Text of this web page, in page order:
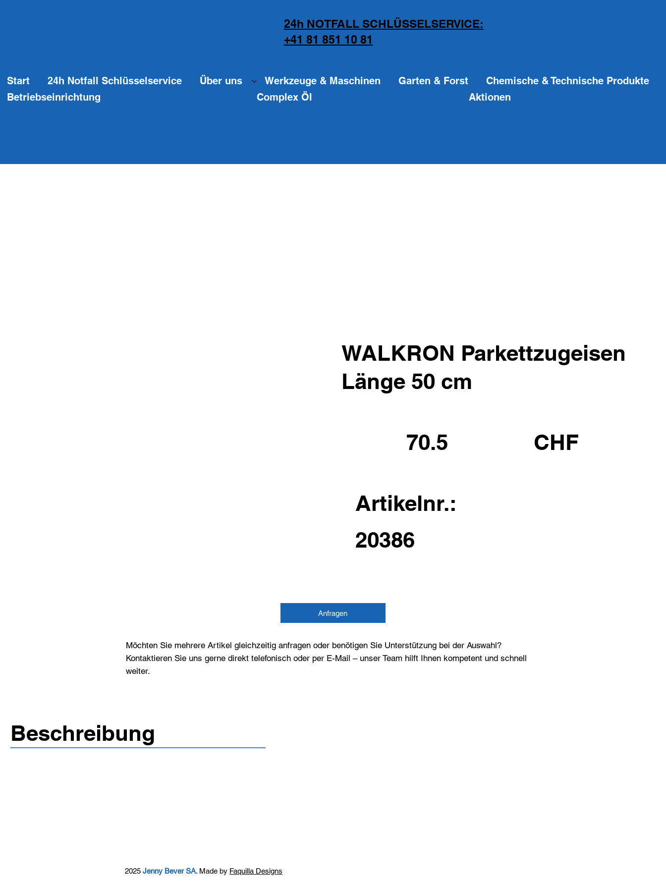
24h NOTFALL SCHLÜSSELSERVICE:
+41 81 851 10 81
Start 24h Notfall Schlüsselservice Über uns Werkzeuge & Maschinen Garten & Forst
Chemische & Technische Produkte
Betriebseinrichtung
Complex Öl Aktionen
WALKRON Parkettzugeisen
Länge 50 cm
70.5 CHF
Artikelnr.:
20386
Anfragen
Möchten Sie mehrere Artikel gleichzeitig anfragen oder benötigen Sie Unterstützung bei der Auswahl?
Kontaktieren Sie uns gerne direkt telefonisch oder per E-Mail – unser Team hilft Ihnen kompetent und schnell
weiter.
Beschreibung
2025 Jenny Bever SA. Made by Faquilla Designs